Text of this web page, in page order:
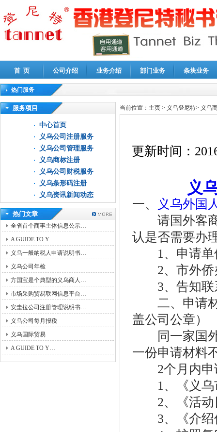
首 页 公司介绍 业务介绍 部门业务 条块业务
热门服务
高新技术企业认定审计|企业所得税汇算清缴申报鉴证
服务项目
中心首页
义乌公司注册服务
义乌公司管理服务
义乌商标注册
义乌公司财税服务
义乌条形码注册
义乌资讯新闻动态
热门文章
全省首个商事主体信息公示…
A GUIDE TO Y…
义乌一般纳税人申请说明书…
义乌公司年检
方国宝是个典型的义乌商人…
市场采购贸易联网信息平台…
安圭拉公司注册管理说明书…
义乌公司每月报税
义乌国际贸易
A GUIDE TO Y…
当前位置： 主页 > 义乌登尼特> 义乌
更新时间：
义
一、
义乌外国
请国外客商
认是否需要办
1、申请单
2、市外侨
3、告知联
二、申请材
盖公司公章）
同一家国外
一份申请材料
2个月内申
1、《义乌
2、《活动
3、《介绍